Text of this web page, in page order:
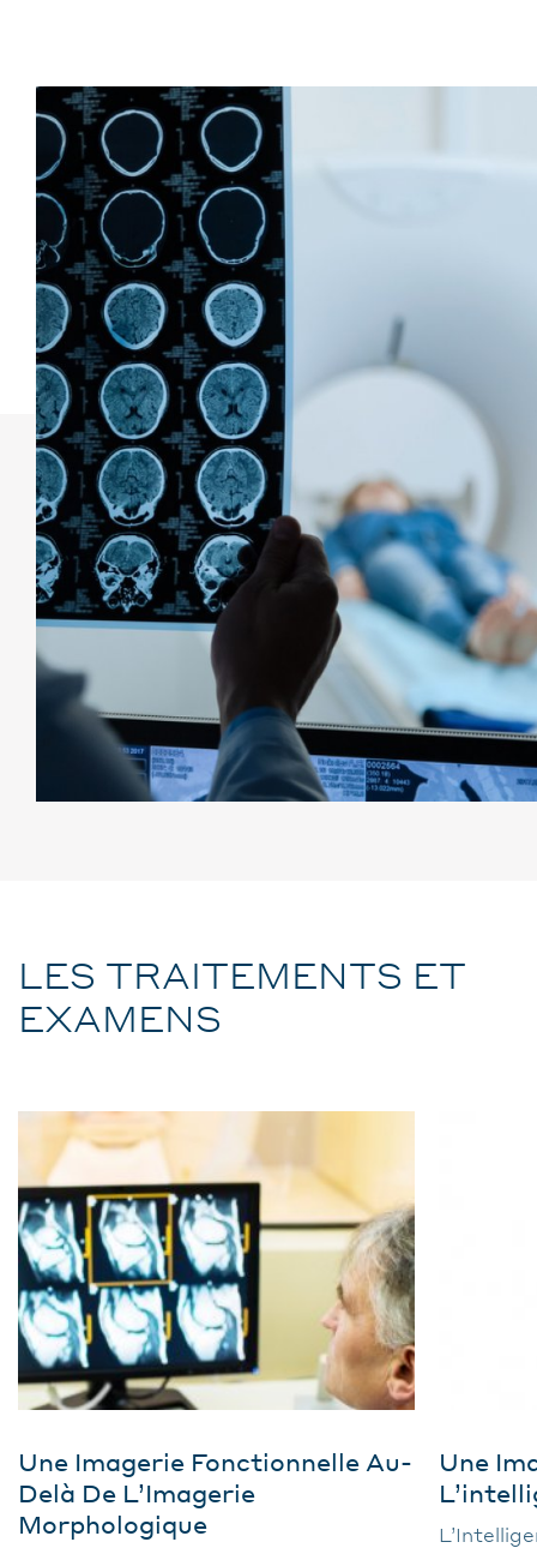
LES TRAITEMENTS ET
EXAMENS
Une Imagerie Fonctionnelle Au-
Delà De L’Imagerie
Morphologique
Une